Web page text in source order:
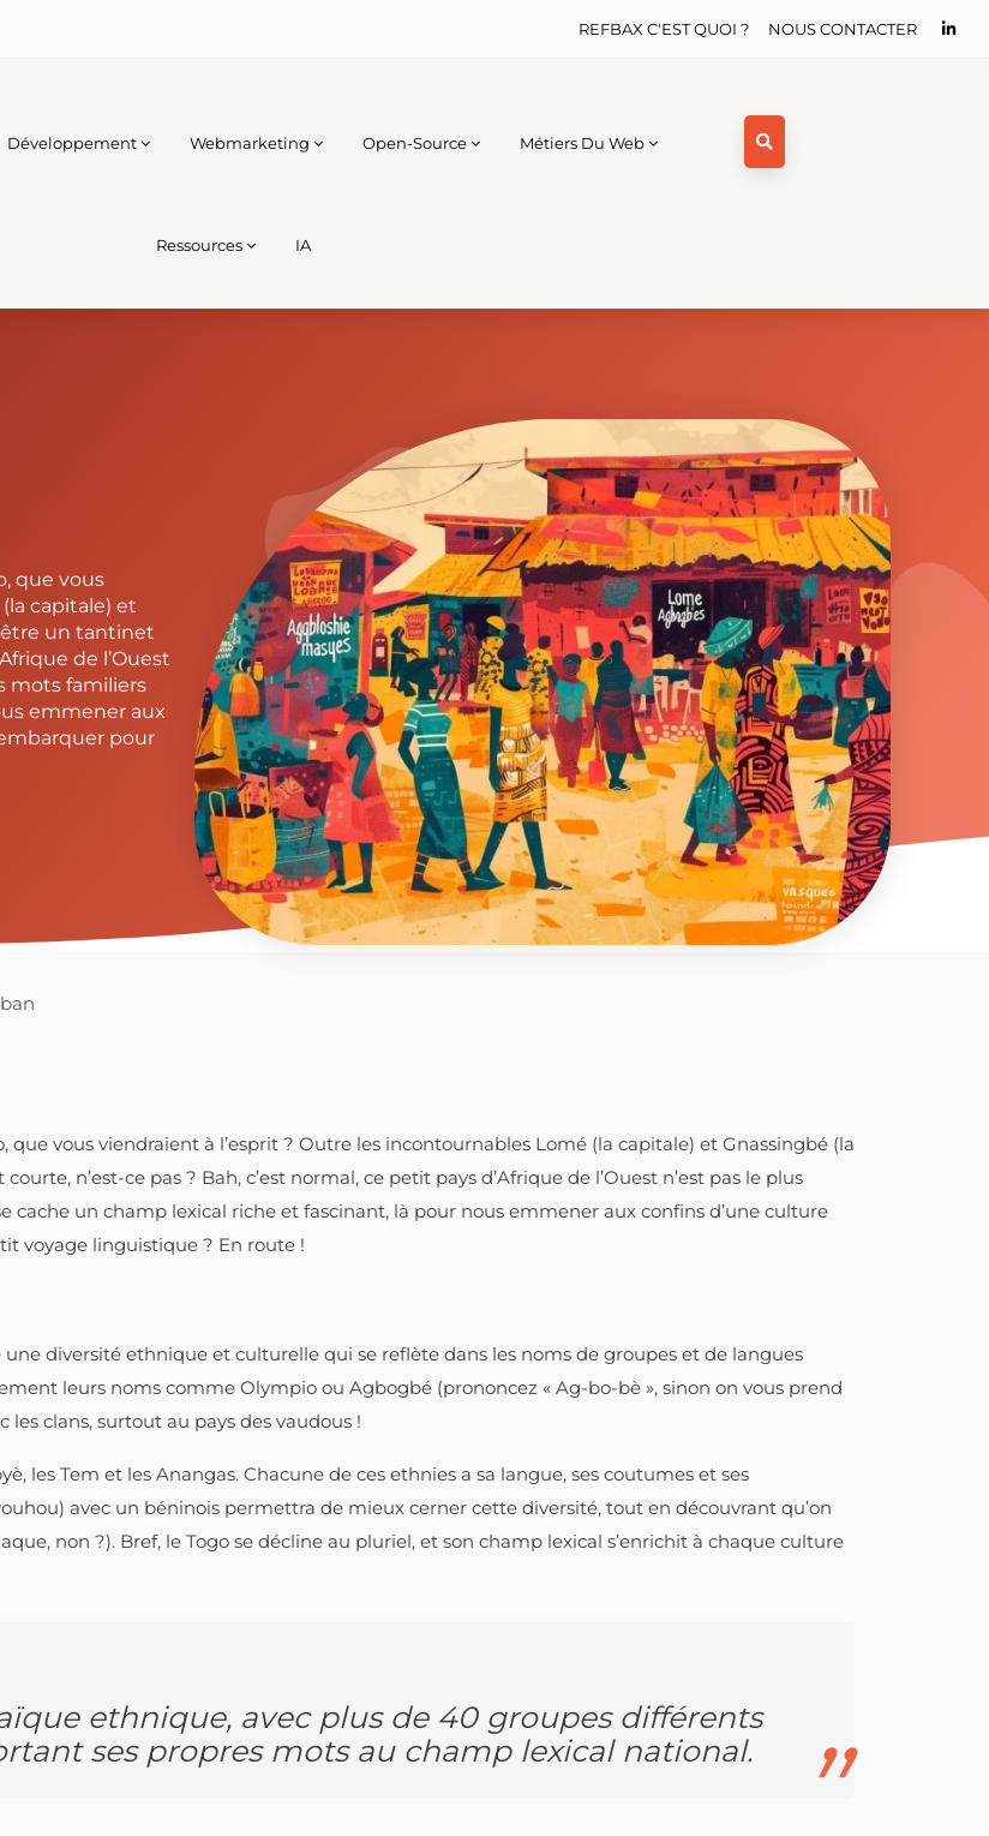
NOUS CONTACTER
REFBAX C'EST QUOI ?
Développement Webmarketing Open-Source Métiers Du Web
Ressources IA
que vous
capitale) et
un tantinet
de l’Ouest
mots familiers
emmener aux
pour
que vous viendraient à l’esprit ? Outre les incontournables Lomé (la capitale) et Gnassingbé (la
n’est-ce pas ? Bah, c’est normal, ce petit pays d’Afrique de l’Ouest n’est pas le plus
cache un champ lexical riche et fascinant, là pour nous emmener aux confins d’une culture
voyage linguistique ? En route !
diversité ethnique et culturelle qui se reflète dans les noms de groupes et de langues
leurs noms comme Olympio ou Agbogbé (prononcez « Ag-bo-bè », sinon on vous prend
clans, surtout au pays des vaudous !
les Tem et les Anangas. Chacune de ces ethnies a sa langue, ses coutumes et ses
avec un béninois permettra de mieux cerner cette diversité, tout en découvrant qu’on
non ?). Bref, le Togo se décline au pluriel, et son champ lexical s’enrichit à chaque culture
ethnique, avec plus de 40 groupes différents
ses propres mots au champ lexical national.